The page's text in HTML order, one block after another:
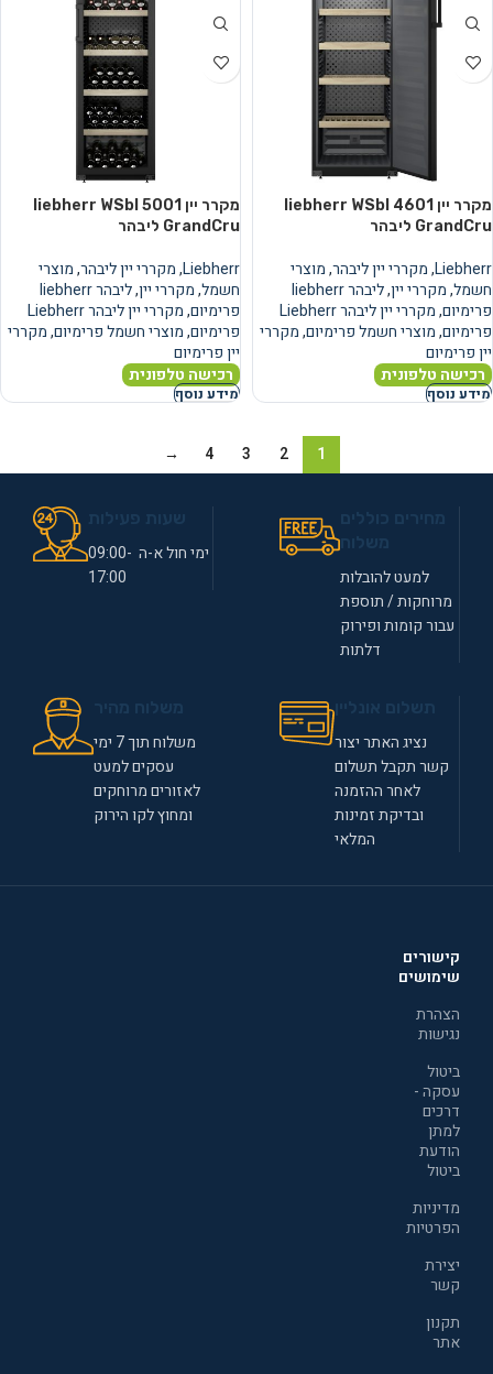
מקרר יין liebherr WSbl 4601
GrandCru ליבהר
Liebherr
,מקררי יין ליבהר,מוצרי
חשמל,מקררי יין,
ליבהר liebherr
פרימיום,
מקררי יין ליבהר Liebherr
פרימיום,מוצרי חשמל פרימיום,מקררי
יין פרימיום
רכישה טלפונית
מידע נוסף
מקרר יין liebherr WSbl 5001
GrandCru ליבהר
Liebherr
,מקררי יין ליבהר,מוצרי
חשמל,מקררי יין,
ליבהר liebherr
פרימיום,
מקררי יין ליבהר Liebherr
פרימיום,מוצרי חשמל פרימיום,מקררי
יין פרימיום
רכישה טלפונית
מידע נוסף
1
2
3
4
→
למעט להובלות
מרוחקות / תוספת
עבור קומות ופירוק
דלתות
ימי חול א-ה 09:00-
17:00
נציג האתר יצור
קשר תקבל תשלום
לאחר ההזמנה
ובדיקת זמינות
המלאי
משלוח תוך 7 ימי
עסקים למעט
לאזורים מרוחקים
ומחוץ לקו הירוק
קישורים
שימושים
הצהרת
נגישות
ביטול
עסקה -
דרכים
למתן
הודעת
ביטול
מדיניות
הפרטיות
יצירת
קשר
תקנון
אתר